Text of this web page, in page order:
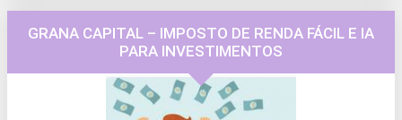
GRANA CAPITAL – IMPOSTO DE RENDA FÁCIL E IA
PARA INVESTIMENTOS